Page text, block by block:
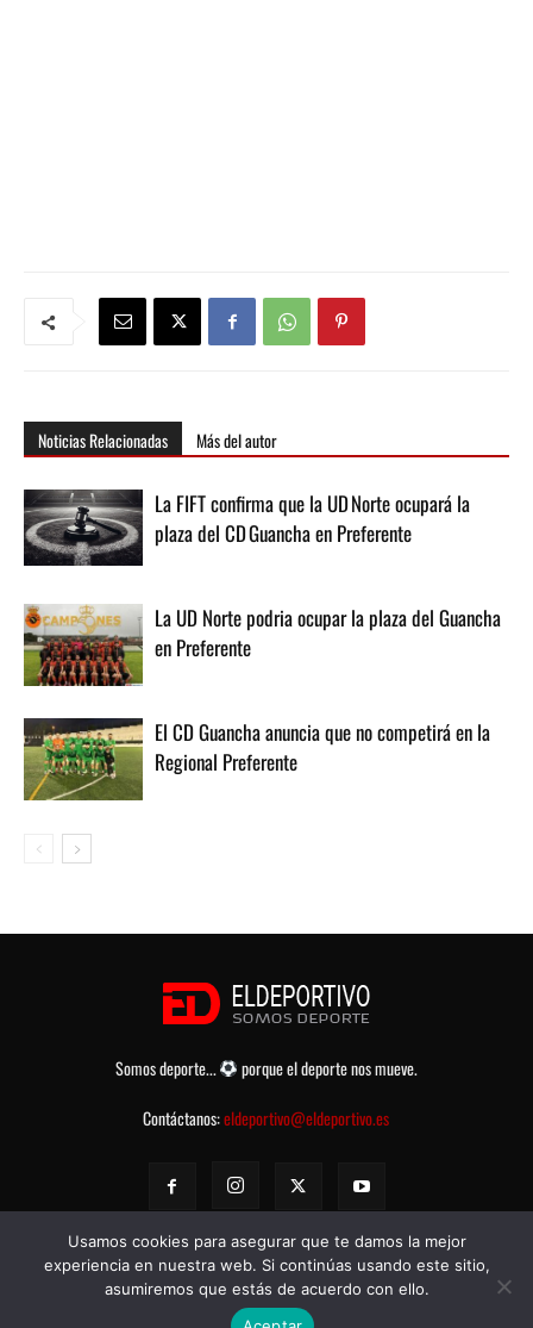
Noticias Relacionadas Más del autor
La FIFT confirma que la UD Norte ocupará la
plaza del CD Guancha en Preferente
La UD Norte podria ocupar la plaza del Guancha
en Preferente
El CD Guancha anuncia que no competirá en la
Regional Preferente
Somos deporte...
porque el deporte nos mueve.
Contáctanos:eldeportivo@eldeportivo.es
© eldeportivo.es 2008 - 2025 Todos los Derechos Reservados -
Usamos cookies para asegurar que te damos la mejor
experiencia en nuestra web. Si continúas usando este sitio,
asumiremos que estás de acuerdo con ello.